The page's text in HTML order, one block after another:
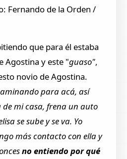
Fernando de la Orden /
que para él estaba
Agostina y este "guaso",
novio de Agostina.
para acá, así
mi casa, frena un auto
se sube y se va. Yo
más contacto con ella y
no entiendo por qué